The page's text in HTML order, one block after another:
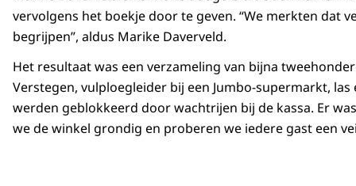
vervolgens het boekje door te geven. “We merkten dat
begrijpen”, aldus Marike Daverveld.
Het resultaat was een verzameling van bijna
Verstegen, vulploegleider bij een Jumbo-supermarkt,
werden geblokkeerd door wachtrijen bij de kassa. Er
we de winkel grondig en proberen we iedere gast een